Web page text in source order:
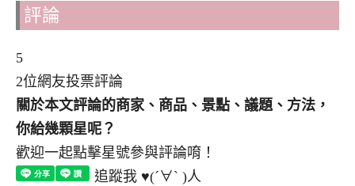
評論
5
2位網友投票評論
關於本文評論的商家、商品、景點、議題、方法，
你給幾顆星呢？
歡迎一起點擊星號參與評論唷！
追蹤我 ♥(´∀` )人